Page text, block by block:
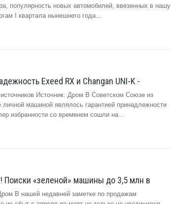
популярность новых автомобилей, ввезенных в нашу
I квартала нынешнего года...
Exeed RX и Changan UNI-K -
Источник: Дром В Советском Союзе из
машиной являлось гарантией принадлежности
избранности со временем сошли на...
Поиски «зеленой» машины до 3,5 млн в
В нашей недавней заметке по продажам